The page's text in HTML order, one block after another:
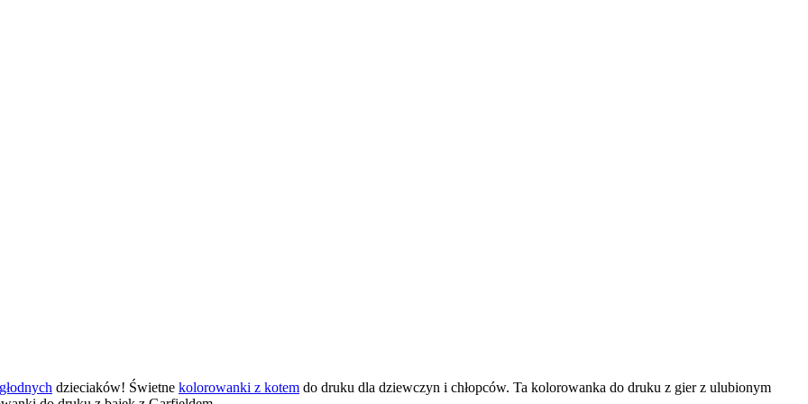
głodnych dzieciaków! Świetne kolorowanki z kotem do druku dla dziewczyn i chłopców. Ta kolorowanka do druku z gier z ulubionym